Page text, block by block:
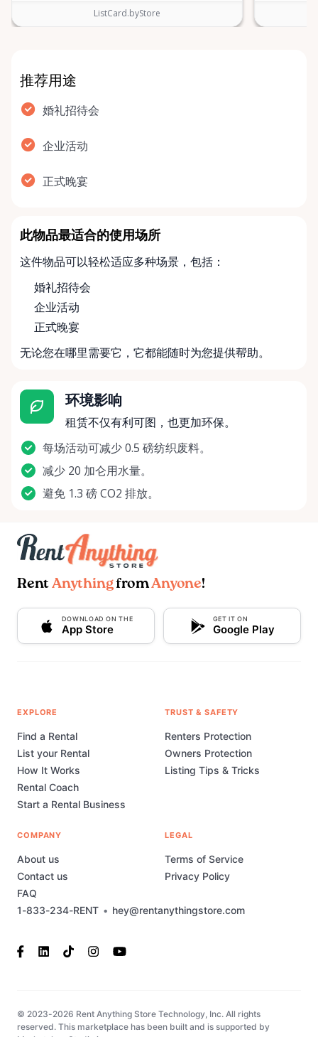
ListCard.byStore
推荐用途
婚礼招待会
企业活动
正式晚宴
此物品最适合的使用场所
这件物品可以轻松适应多种场景，包括：
婚礼招待会
企业活动
正式晚宴
无论您在哪里需要它，它都能随时为您提供帮助。
环境影响
租赁不仅有利可图，也更加环保。
每场活动可减少 0.5 磅纺织废料。
减少 20 加仑用水量。
避免 1.3 磅 CO2 排放。
Rent AnythingfromAnyone!
DOWNLOAD ON THE
App Store
GET IT ON
Google Play
1-833-234-RENT • hey@rentanythingstore.com
EXPLORE
Find a Rental
List your Rental
How It Works
Rental Coach
Start a Rental Business
TRUST & SAFETY
Renters Protection
Owners Protection
Listing Tips & Tricks
COMPANY
About us
Contact us
FAQ
LEGAL
Terms of Service
Privacy Policy
© 2023-2026 Rent Anything Store Technology, Inc. All rights
reserved. This marketplace has been built and is supported by